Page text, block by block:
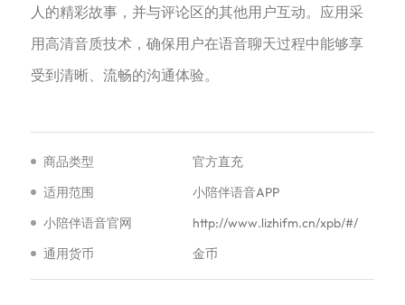
人的精彩故事，并与评论区的其他用户互动。应用采
用高清音质技术，确保用户在语音聊天过程中能够享
受到清晰、流畅的沟通体验。
商品类型
官方直充
适用范围
小陪伴语音APP
小陪伴语音官网
http://www.lizhifm.cn/xpb/#/
通用货币
金币